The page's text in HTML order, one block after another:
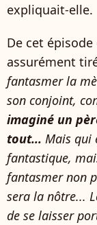
expliquait-elle.
De cet
assurément
fantasmer la
son conjoint,
imaginé un
tout... Mais qui
fantastique,
fantasmer non
sera la nôtre...
de se laisser